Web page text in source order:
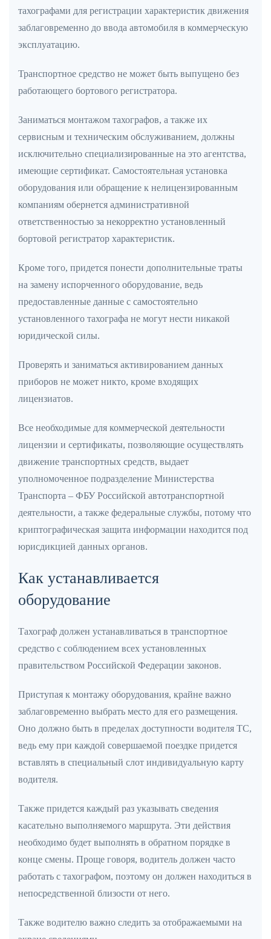
тахографами для регистрации характеристик движения
заблаговременно до ввода автомобиля в коммерческую
эксплуатацию.
Транспортное средство не может быть выпущено без
работающего бортового регистратора.
Заниматься монтажом тахографов, а также их
сервисным и техническим обслуживанием, должны
исключительно специализированные на это агентства,
имеющие сертификат. Самостоятельная установка
оборудования или обращение к нелицензированным
компаниям обернется административной
ответственностью за некорректно установленный
бортовой регистратор характеристик.
Кроме того, придется понести дополнительные траты
на замену испорченного оборудование, ведь
предоставленные данные с самостоятельно
установленного тахографа не могут нести никакой
юридической силы.
Проверять и заниматься активированием данных
приборов не может никто, кроме входящих
лицензиатов.
Все необходимые для коммерческой деятельности
лицензии и сертификаты, позволяющие осуществлять
движение транспортных средств, выдает
уполномоченное подразделение Министерства
Транспорта – ФБУ Российской автотранспортной
деятельности, а также федеральные службы, потому что
криптографическая защита информации находится под
юрисдикцией данных органов.
Как устанавливается
оборудование
Тахограф должен устанавливаться в транспортное
средство с соблюдением всех установленных
правительством Российской Федерации законов.
Приступая к монтажу оборудования, крайне важно
заблаговременно выбрать место для его размещения.
Оно должно быть в пределах доступности водителя ТС,
ведь ему при каждой совершаемой поездке придется
вставлять в специальный слот индивидуальную карту
водителя.
Также придется каждый раз указывать сведения
касательно выполняемого маршрута. Эти действия
необходимо будет выполнять в обратном порядке в
конце смены. Проще говоря, водитель должен часто
работать с тахографом, поэтому он должен находиться в
непосредственной близости от него.
Также водителю важно следить за отображаемыми на